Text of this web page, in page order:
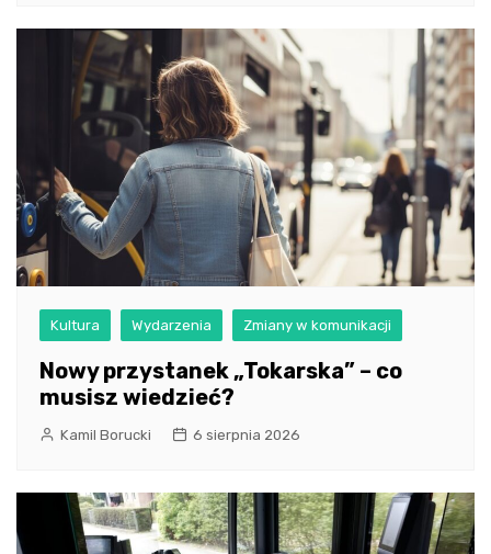
Kultura Wydarzenia Zmiany w komunikacji
Nowy przystanek „Tokarska” – co
musisz wiedzieć?
Kamil Borucki 6 sierpnia 2026